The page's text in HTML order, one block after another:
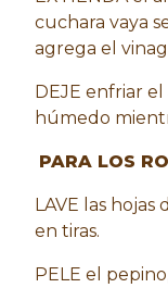
cuchara vaya
agrega el
DEJE enfriar
húmedo
PARA LOS
LAVE las
en tiras.
PELE el